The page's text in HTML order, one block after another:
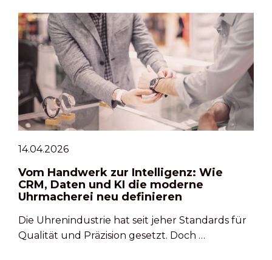
14.04.2026
Vom Handwerk zur Intelligenz: Wie
CRM, Daten und KI die moderne
Uhrmacherei neu definieren
Die Uhrenindustrie hat seit jeher Standards für
Qualität und Präzision gesetzt. Doch …